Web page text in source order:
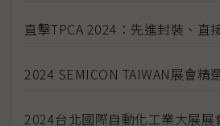
直擊TPCA 2024：先進封裝、直
2024 SEMICON TAIWAN展會精
2024台北國際自動化工業大展展